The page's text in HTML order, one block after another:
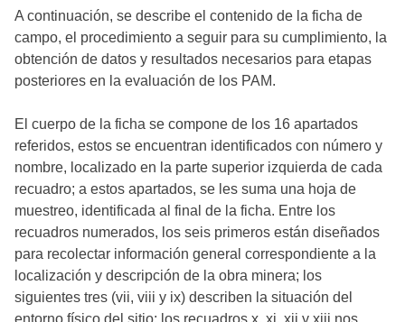
A continuación, se describe el contenido de la ficha de
campo, el procedimiento a seguir para su cumplimiento, la
obtención de datos y resultados necesarios para etapas
posteriores en la evaluación de los PAM.
El cuerpo de la ficha se compone de los 16 apartados
referidos, estos se encuentran identificados con número y
nombre, localizado en la parte superior izquierda de cada
recuadro; a estos apartados, se les suma una hoja de
muestreo, identificada al final de la ficha. Entre los
recuadros numerados, los seis primeros están diseñados
para recolectar información general correspondiente a la
localización y descripción de la obra minera; los
siguientes tres (vii, viii y ix) describen la situación del